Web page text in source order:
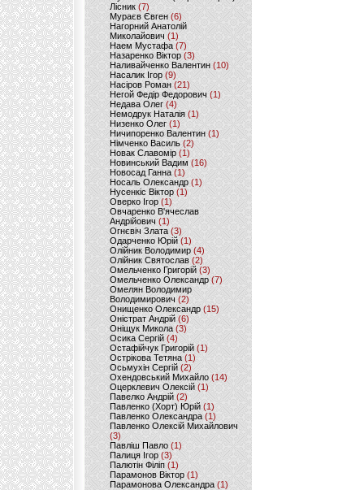
Лісник (7)
Мураєв Євген(6)
Нагорний Анатолій
Миколайович (1)
Наем Мустафа (7)
Назаренко Віктор (3)
Наливайченко Валентин (10)
Насалик Ігор(9)
Насіров Роман (21)
Негой Федір Федорович(1)
Недава Олег(4)
Немодрук Наталія(1)
Низенко Олег (1)
Ничипоренко Валентин (1)
Німченко Василь (2)
Новак Славомір (1)
Новинський Вадим (16)
Новосад Ганна (1)
Носаль Олександр (1)
Нусенкіс Віктор (1)
Оверко Ігор (1)
Овчаренко В'ячеслав
Андрійович(1)
Огнєвіч Злата (3)
Одарченко Юрій(1)
Олійник Володимир (4)
Олійник Святослав (2)
Омельченко Григорій (3)
Омельченко Олександр(7)
Омелян Володимир
Володимирович (2)
Онищенко Олександр (15)
Оністрат Андрій (6)
Оніщук Микола (3)
Осика Сергій(4)
Остафійчук Григорій(1)
Острікова Тетяна (1)
Осьмухін Сергій (2)
Охендовський Михайло (14)
Оцерклевич Олексій (1)
Павелко Андрій (2)
Павленко (Хорт) Юрій (1)
Павленко Олександра (1)
Павленко Олексій Михайлович
(3)
Павліш Павло(1)
Палиця Ігор (3)
Палютін Філіп(1)
Парамонов Віктор (1)
Парамонова Олександра(1)